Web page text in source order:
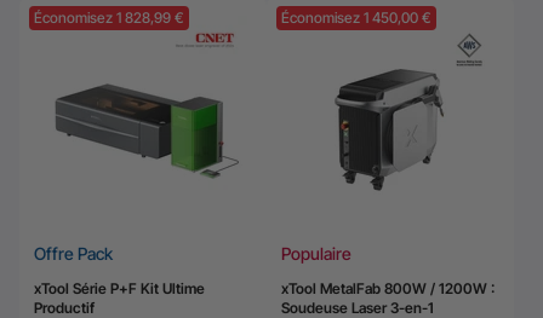
Économisez 1 828,99 €
Offre Pack
xTool Série P+F Kit Ultime
Productif
Économisez 1 450,00 €
Populaire
xTool MetalFab 800W / 1200W :
Soudeuse Laser 3-en-1